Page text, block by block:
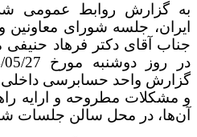
به گزارش روابط عمومی
ایران، جلسه شورای
جناب آقای دکتر فرهاد
گزارش واحد حسابرسی
و مشکلات مطروحه و ارایه
آن‌ها، در محل سالن جلسات